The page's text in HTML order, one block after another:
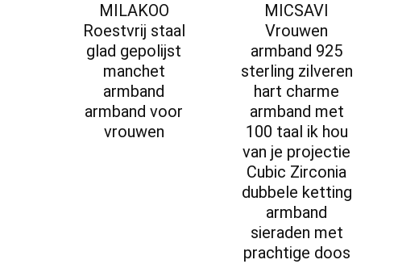
MILAKOO
Roestvrij staal
glad gepolijst
manchet
armband
armband voor
vrouwen
MICSAVI
Vrouwen
armband 925
sterling zilveren
hart charme
armband met
100 taal ik hou
van je projectie
Cubic Zirconia
dubbele ketting
armband
sieraden met
prachtige doos